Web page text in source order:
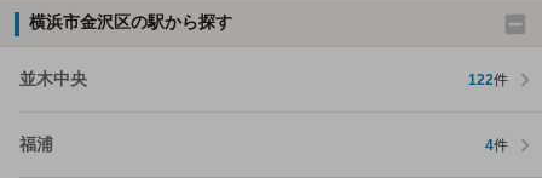
横浜市金沢区の駅から探す
並木中央 122件
福浦 4件